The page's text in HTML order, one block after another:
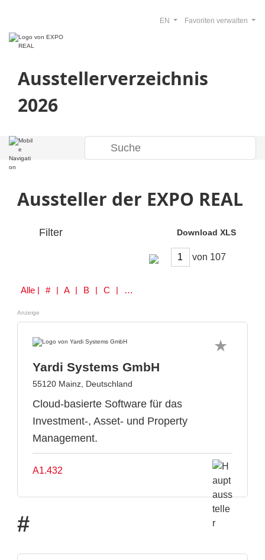
Ausstellerverzeichnis
2026
Favoriten verwalten
EN
Aussteller der EXPO REAL
Filter Download XLS
von
Alle | # | A | B | C | D | E | F | G | H | I | J | K | L | M | N | O | P | Q | R | S | T | U | V | W | Y | Z
Anzeige
Yardi Systems GmbH
55120 Mainz, Deutschland
Cloud-basierte Software für das
Investment-, Asset- und Property
Management.
A1.432
#